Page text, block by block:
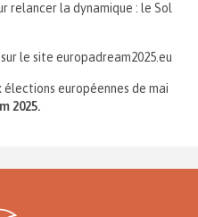
relancer la dynamique : le Sol
le site europadream2025.eu
élections européennes de mai
2025.